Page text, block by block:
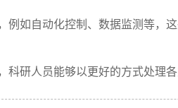
如自动化控制、数据监测等，
研人员能够以更好的方式处理